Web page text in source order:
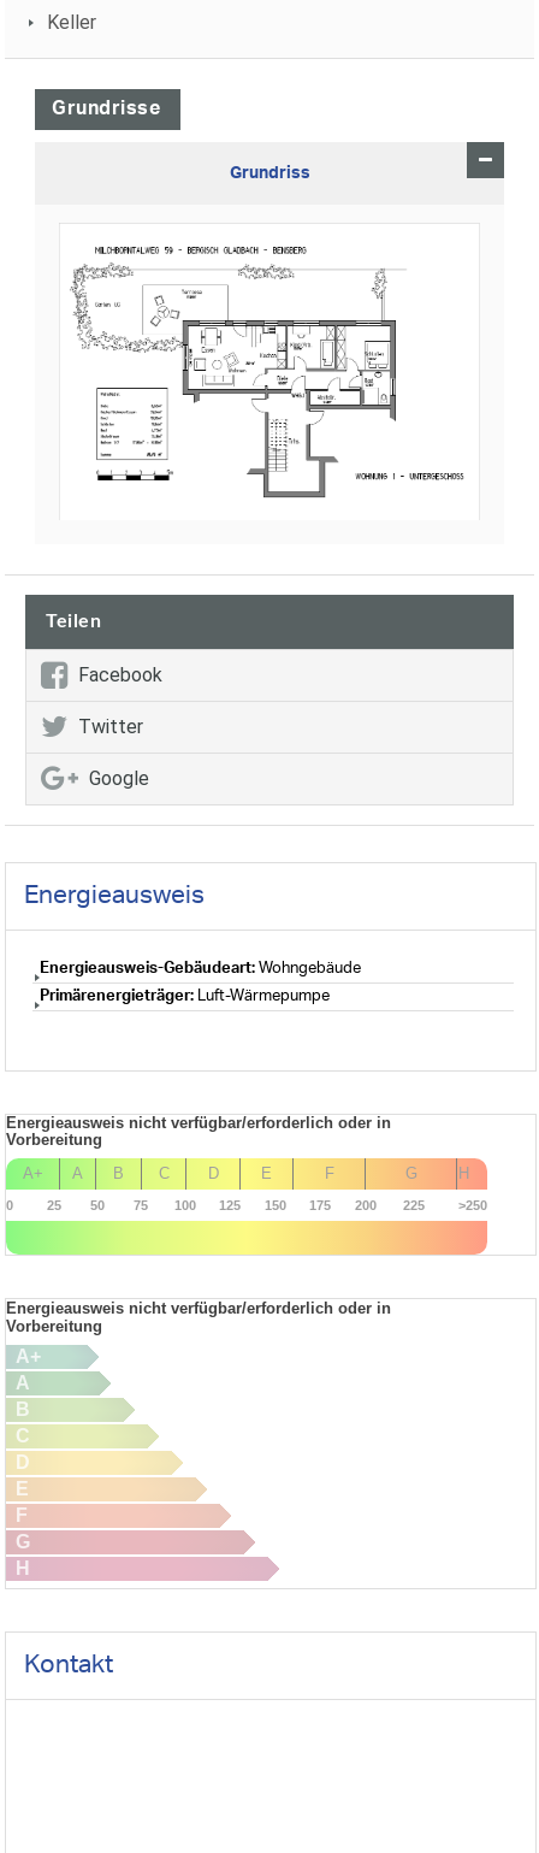
Keller
Grundrisse
Grundriss
Teilen
Facebook
Twitter
Google
Energieausweis
Energieausweis-Gebäudeart: Wohngebäude
Primärenergieträger: Luft-Wärmepumpe
Energieausweis nicht verfügbar/erforderlich oder in
Vorbereitung
A+
A B C D E F G H
0 25 50 75 100 125 150 175 200 225 >250
Energieausweis nicht verfügbar/erforderlich oder in
Vorbereitung
A+
A
B
C
D
E
F
G
H
Kontakt